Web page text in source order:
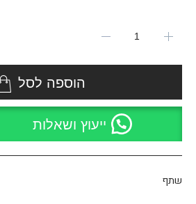
הוספה לסל
ייעוץ ושאלות
שתף